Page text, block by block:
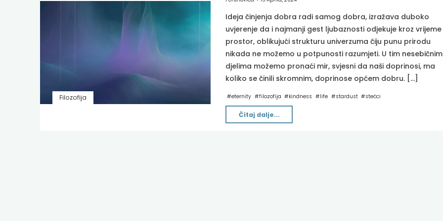
Filozofija
Ideja činjenja dobra radi samog dobra, izražava duboko
uvjerenje da i najmanji gest ljubaznosti odjekuje kroz vrijeme
prostor, oblikujući strukturu univerzuma čiju punu prirodu
nikada ne možemo u potpunosti razumjeti. U tim nesebičnim
djelima možemo pronaći mir, svjesni da naši doprinosi, ma
koliko se činili skromnim, doprinose općem dobru. […]
#eternity #filozofija #kindness #life #stardust #stećci
Čitaj dalje...
zvjezdane